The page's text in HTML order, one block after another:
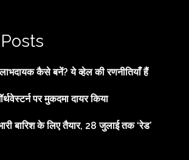
कैसे बनें? ये व्हेल की रणनीतियाँ हैं
पर मुकदमा दायर किया
बारिश के लिए तैयार, 28 जुलाई तक ‘रेड’